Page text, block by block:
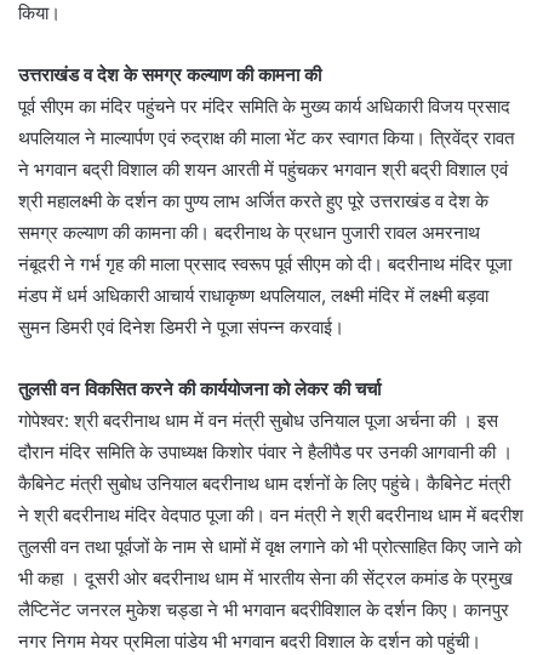
किया।
उत्तराखंड व देश के समग्र कल्याण की कामना की
पूर्व सीएम का मंदिर पहुंचने पर मंदिर समिति के मुख्य कार्य अधिकारी विजय प्रसाद
थपलियाल ने माल्यार्पण एवं रुद्राक्ष की माला भेंट कर स्वागत किया। त्रिवेंद्र रावत
ने भगवान बद्री विशाल की शयन आरती में पहुंचकर भगवान श्री बद्री विशाल एवं
श्री महालक्ष्मी के दर्शन का पुण्य लाभ अर्जित करते हुए पूरे उत्तराखंड व देश के
समग्र कल्याण की कामना की। बदरीनाथ के प्रधान पुजारी रावल अमरनाथ
नंबूदरी ने गर्भ गृह की माला प्रसाद स्वरूप पूर्व सीएम को दी। बदरीनाथ मंदिर पूजा
मंडप में धर्म अधिकारी आचार्य राधाकृष्ण थपलियाल, लक्ष्मी मंदिर में लक्ष्मी बड़वा
सुमन डिमरी एवं दिनेश डिमरी ने पूजा संपन्न करवाई।
तुलसी वन विकसित करने की कार्ययोजना को लेकर की चर्चा
गोपेश्वर: श्री बदरीनाथ धाम में वन मंत्री सुबोध उनियाल पूजा अर्चना की । इस
दौरान मंदिर समिति के उपाध्यक्ष किशोर पंवार ने हैलीपैड पर उनकी आगवानी की ।
कैबिनेट मंत्री सुबोध उनियाल बदरीनाथ धाम दर्शनों के लिए पहुंचे। कैबिनेट मंत्री
ने श्री बदरीनाथ मंदिर वेदपाठ पूजा की। वन मंत्री ने श्री बदरीनाथ धाम में बदरीश
तुलसी वन तथा पूर्वजों के नाम से धामों में वृक्ष लगाने को भी प्रोत्साहित किए जाने को
भी कहा । दूसरी ओर बदरीनाथ धाम में भारतीय सेना की सेंट्रल कमांड के प्रमुख
लैप्टिनेंट जनरल मुकेश चड्डा ने भी भगवान बदरीविशाल के दर्शन किए। कानपुर
नगर निगम मेयर प्रमिला पांडेय भी भगवान बदरी विशाल के दर्शन को पहुंची।